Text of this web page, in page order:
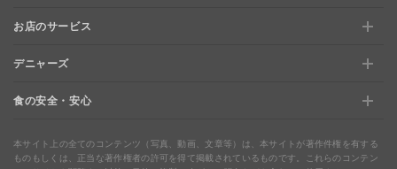
特典と交換できる！「デニーズポイント」
ステージアップでさらにお得！「ぷに」
最新情報をチェック
おすすめ情報
【店舗限定】ドキドキくじ
夏のデニーズめぐり
ウェルネス
お店のサービス
お店のサービス
地域の使える商品券&子育て支援サービス
ブルーシーフード
デニャーズ
デニャーズ
わくわくファイル
食の安全・安心
食の安全・安心
本サイト上の全てのコンテンツ（写真、動画、文章等）は、本サイトが著作件権を有する
ものもしくは、正当な著作権者の許可を得て掲載されているものです。これらのコンテン